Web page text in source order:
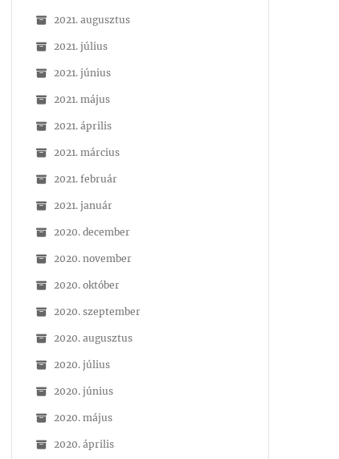
2021. augusztus
2021. július
2021. június
2021. május
2021. április
2021. március
2021. február
2021. január
2020. december
2020. november
2020. október
2020. szeptember
2020. augusztus
2020. július
2020. június
2020. május
2020. április